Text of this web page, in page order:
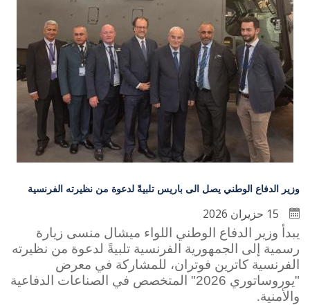
وزير الدفاع الوطني يصل الى باريس تلبيةً لدعوة من نظيرته الفرنسية
يبدأ وزير الدفاع الوطني اللواء ميشال منسى زيارة
رسمية إلى الجمهورية الفرنسية تلبيةً لدعوة من نظيرته
الفرنسية كاترين فوتران، للمشاركة في معرض
"يوروساتوري 2026" المتخصص في الصناعات الدفاعية
والأمنية.